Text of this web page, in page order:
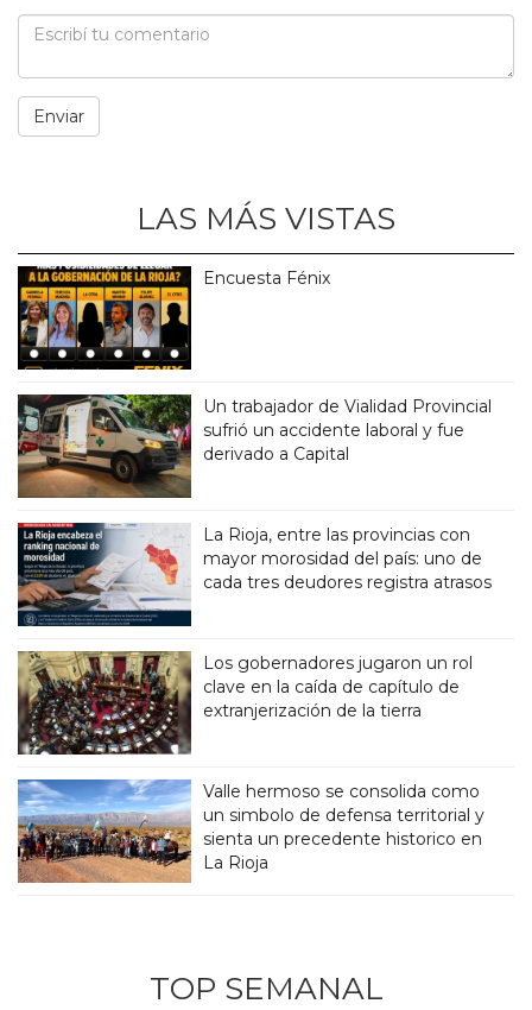
LAS MÁS VISTAS
Encuesta Fénix
Un trabajador de Vialidad Provincial
sufrió un accidente laboral y fue
derivado a Capital
La Rioja, entre las provincias con
mayor morosidad del país: uno de
cada tres deudores registra atrasos
Los gobernadores jugaron un rol
clave en la caída de capítulo de
extranjerización de la tierra
Valle hermoso se consolida como
un simbolo de defensa territorial y
sienta un precedente historico en
La Rioja
TOP SEMANAL